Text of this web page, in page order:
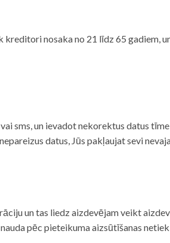
nosaka no 21 līdz 65 gadiem,
sms, un ievadot nekorektus datus
datus, Jūs pakļaujat sevi
un tas liedz aizdevējam veikt
pēc pieteikuma aizsūtīšanas